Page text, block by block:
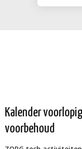
Kalender
voorbehoud